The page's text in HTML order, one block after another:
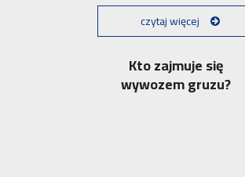
czytaj więcej
Kto zajmuje się
wywozem gruzu?